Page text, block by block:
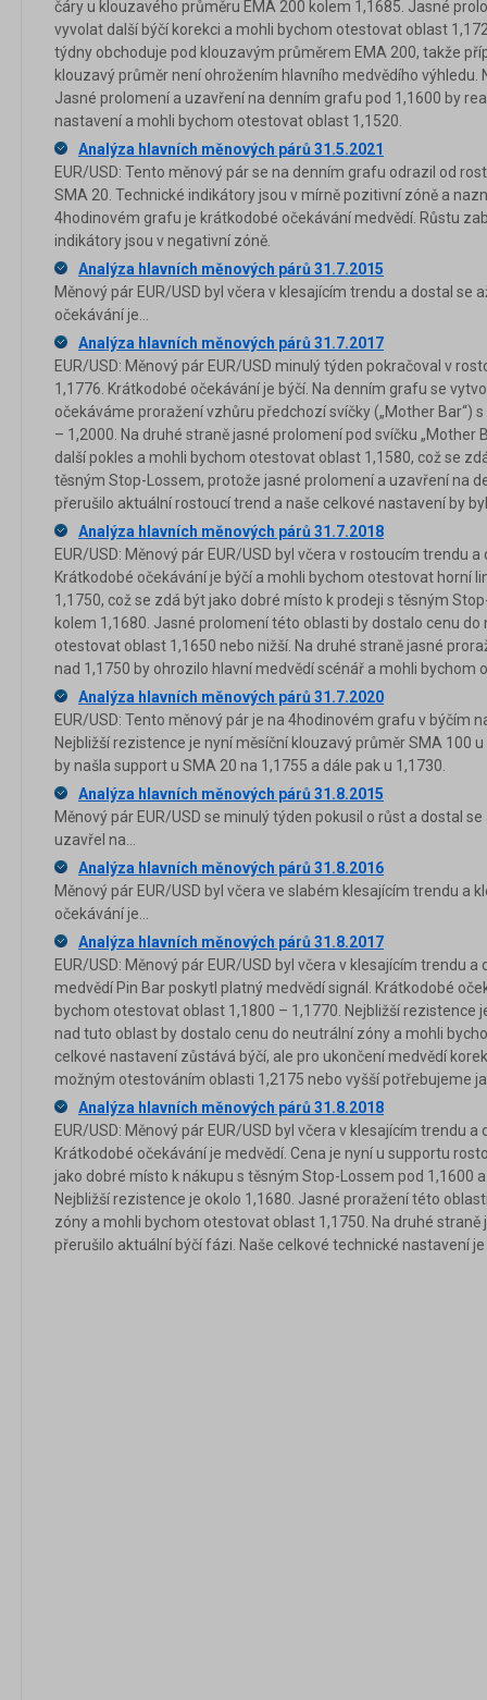
čáry u klouzavého průměru EMA 200 kolem 1,1685. Jasné
vyvolat další býčí korekci a mohli bychom otestovat oblast
týdny obchoduje pod klouzavým průměrem EMA 200, takže
klouzavý průměr není ohrožením hlavního medvědího výhledu.
Jasné prolomení a uzavření na denním grafu pod 1,1600 by
nastavení a mohli bychom otestovat oblast 1,1520.
Analýza hlavních měnových párů 31.5.2021
EUR/USD: Tento měnový pár se na denním grafu odrazil od
SMA 20. Technické indikátory jsou v mírně pozitivní zóně a
4hodinovém grafu je krátkodobé očekávání medvědí. Růstu
indikátory jsou v negativní zóně.
Analýza hlavních měnových párů 31.7.2015
Měnový pár EUR/USD byl včera v klesajícím trendu a dostal se
očekávání je...
Analýza hlavních měnových párů 31.7.2017
EUR/USD: Měnový pár EUR/USD minulý týden pokračoval v
1,1776. Krátkodobé očekávání je býčí. Na denním grafu se
očekáváme proražení vzhůru předchozí svíčky („Mother Bar“)
– 1,2000. Na druhé straně jasné prolomení pod svíčku „Mother
další pokles a mohli bychom otestovat oblast 1,1580, což se
těsným Stop-Lossem, protože jasné prolomení a uzavření na
přerušilo aktuální rostoucí trend a naše celkové nastavení by
Analýza hlavních měnových párů 31.7.2018
EUR/USD: Měnový pár EUR/USD byl včera v rostoucím trendu
Krátkodobé očekávání je býčí a mohli bychom otestovat horní
1,1750, což se zdá být jako dobré místo k prodeji s těsným
kolem 1,1680. Jasné prolomení této oblasti by dostalo cenu
otestovat oblast 1,1650 nebo nižší. Na druhé straně jasné
nad 1,1750 by ohrozilo hlavní medvědí scénář a mohli bychom
Analýza hlavních měnových párů 31.7.2020
EUR/USD: Tento měnový pár je na 4hodinovém grafu v býčím
Nejbližší rezistence je nyní měsíční klouzavý průměr SMA 100
by našla support u SMA 20 na 1,1755 a dále pak u 1,1730.
Analýza hlavních měnových párů 31.8.2015
Měnový pár EUR/USD se minulý týden pokusil o růst a dostal
uzavřel na...
Analýza hlavních měnových párů 31.8.2016
Měnový pár EUR/USD byl včera ve slabém klesajícím trendu a
očekávání je...
Analýza hlavních měnových párů 31.8.2017
EUR/USD: Měnový pár EUR/USD byl včera v klesajícím trendu
medvědí Pin Bar poskytl platný medvědí signál. Krátkodobé
bychom otestovat oblast 1,1800 – 1,1770. Nejbližší rezistence
nad tuto oblast by dostalo cenu do neutrální zóny a mohli
celkové nastavení zůstává býčí, ale pro ukončení medvědí
možným otestováním oblasti 1,2175 nebo vyšší potřebujeme
Analýza hlavních měnových párů 31.8.2018
EUR/USD: Měnový pár EUR/USD byl včera v klesajícím trendu a
Krátkodobé očekávání je medvědí. Cena je nyní u supportu
jako dobré místo k nákupu s těsným Stop-Lossem pod 1,1600
Nejbližší rezistence je okolo 1,1680. Jasné proražení této
zóny a mohli bychom otestovat oblast 1,1750. Na druhé straně
přerušilo aktuální býčí fázi. Naše celkové technické nastavení